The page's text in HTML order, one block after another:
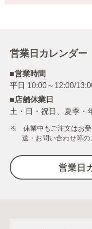
営業日カレンダー
■営業時間
■店舗休業日
土・日・祝日、夏季・
※ 休業中もご注文はお受
送・お問い合わせ等の
営業日